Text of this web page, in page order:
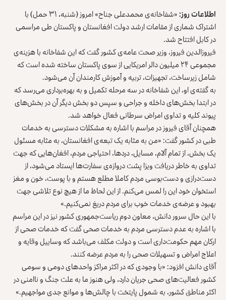
اطلاعات روز:
«شفاخانه‌ی محمدعلی جناح» امروز (شنبه، ۳۱ حمل) با
اشتراک شماری از مقامات ارشد دولت افغانستان و پاکستان طی مراسمی
در کابل افتتاح شد.
فیروزالدین فیروز، وزیر صحت عامه‌ی کشور گفت که این شفاخانه با هزینه‌ی
مجموعی ۲۴ میلیون دالر امریکایی از سوی پاکستان ساخته شده است که
شامل زیرساخت، تجهیزات، تربیه و آموزش کارمندان آن می‌شود.
به گفته‌ی او، این شفاخانه در سه مرحله تکمیل و به بهره‌برداری می‌رسد که
در ابتدا بخش‌های داخله و جراحی و سپس دو بخش دیگر آن در بخش‌های
پیوند کلیه و تداوی امراض سرطانی فعال خواهد شد.
همچنان آقای فیروز در مراسم با اشاره به مشکلات دسترسی به خدمات
طبی در کشور گفت: «من به مثابه یک تبعه‌ی افغانستان، به مثابه مسئول
یک بخش، از تمام آلام، مسایل، دردها، احتیاجی مردم، افغان‌هایی که جهت
تداوی به خاطر دریافت ویزا پشت دروازه‌ی سفارت‌ها ایستاد می‌شود، از
دست‌درازی و دست‌بوسی مردم کاملا مطلع هستم و با پوست، خون و مغز
استخوان خود این را لمس می‌کنم. از این لحاظ ما از هیچ نوع تلاشی جهت
بهبود و عرضه‌ی خدمات خوب برای مردم دریغ نمی‌کنیم.»
با این حال سرور دانش، معاون دوم ریاست‌جمهوری کشور نیز در این مراسم
با اشاره به عدم دسترسی مردم به خدمات صحی گفت که خدمات صحی از
ارکان مهم حکومت‌داری است و دولت مکلف می‌باشد که وساییل وقایه و
اعلاج امراض و تسهیلات صحی را به مردم عرضه کنند.
آقای دانش افزود: «با وجودی که در اکثر مراکز واحدهای دومی و سومی
کشور فعالیت‌های صحی جریان دارد، ولی هنوز ما به علت جنگ و ناامنی در
اکثر مناطق کشور، به شمول پایتخت با چالش‌ها و موانع جدی مواجهیم.»